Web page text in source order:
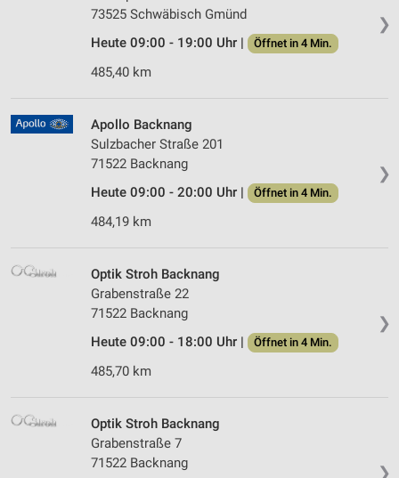
❯
73525 Schwäbisch Gmünd
Heute 09:00 - 19:00 Uhr |
Öffnet in 4 Min.
485,40 km
❯
Apollo Backnang
Sulzbacher Straße 201
71522 Backnang
Heute 09:00 - 20:00 Uhr |
Öffnet in 4 Min.
484,19 km
❯
Optik Stroh Backnang
Grabenstraße 22
71522 Backnang
Heute 09:00 - 18:00 Uhr |
Öffnet in 4 Min.
485,70 km
❯
Optik Stroh Backnang
Grabenstraße 7
71522 Backnang